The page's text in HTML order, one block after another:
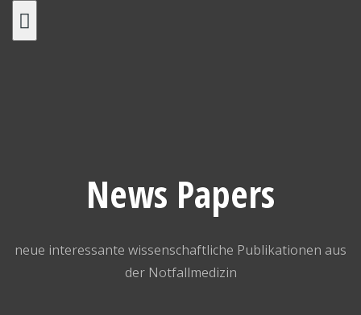
News Papers
neue interessante wissenschaftliche Publikationen aus
der Notfallmedizin